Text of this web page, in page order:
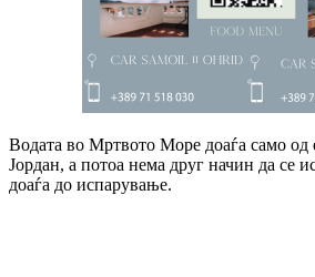
Водата во Мртвото Море доаѓа само од
Јордан, а потоа нема друг начин да се
доаѓа до испарување.